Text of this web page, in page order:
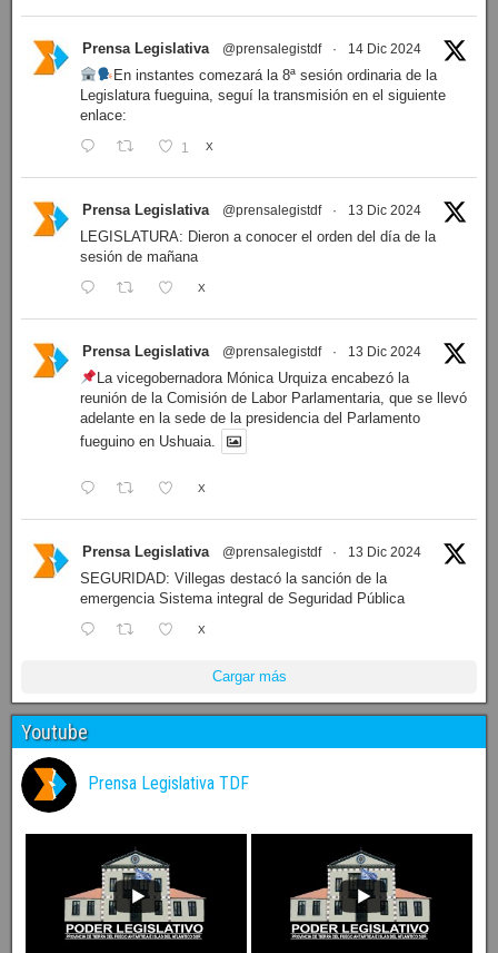
Prensa Legislativa @prensalegistdf · 14 Dic 2024
En instantes comezará la 8ª sesión ordinaria de la
Legislatura fueguina, seguí la transmisión en el siguiente
enlace:
1 X
Prensa Legislativa @prensalegistdf · 13 Dic 2024
LEGISLATURA: Dieron a conocer el orden del día de la
sesión de mañana
X
Prensa Legislativa @prensalegistdf · 13 Dic 2024
La vicegobernadora Mónica Urquiza encabezó la
reunión de la Comisión de Labor Parlamentaria, que se llevó
adelante en la sede de la presidencia del Parlamento
fueguino en Ushuaia.
X
Prensa Legislativa @prensalegistdf · 13 Dic 2024
SEGURIDAD: Villegas destacó la sanción de la
emergencia Sistema integral de Seguridad Pública
X
Cargar más
Youtube
Prensa Legislativa TDF